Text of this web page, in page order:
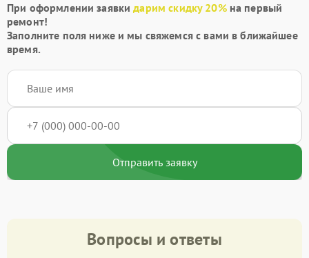
При оформлении заявкидарим скидку 20%на первый
ремонт!
Заполните поля ниже и мы свяжемся с вами в ближайшее
время.
Отправить заявку
Вопросы и ответы